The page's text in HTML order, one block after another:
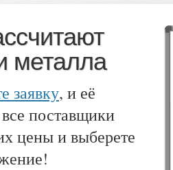
металла
заявку, и её
поставщики
цены и выберете